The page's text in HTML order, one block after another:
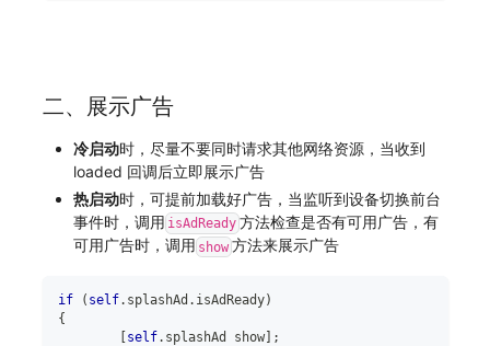
二、展示广告
冷启动时，尽量不要同时请求其他网络资源，当收到
loaded 回调后立即展示广告
热启动时，可提前加载好广告，当监听到设备切换前台
事件时，调用 isAdReady 方法检查是否有可用广告，有
可用广告时，调用 show 方法来展示广告
if ( self. splashAd . isAdReady)
{
[self. splashAd show] ;